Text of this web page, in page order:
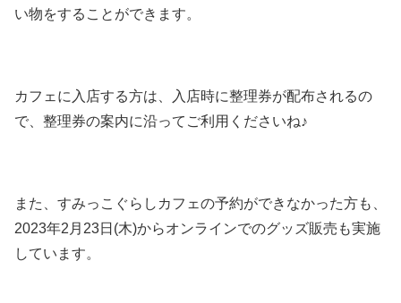
い物をすることができます。
カフェに入店する方は、入店時に整理券が配布されるの
で、整理券の案内に沿ってご利用くださいね♪
また、すみっこぐらしカフェの予約ができなかった方も、
2023年2月23日(木)からオンラインでのグッズ販売も実施
しています。